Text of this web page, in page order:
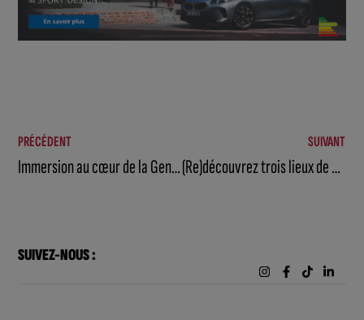
PRÉCÉDENT
Immersion au cœur de la Gendarmerie
SUIVANT
(Re)découvrez trois lieux de baignade à Beaune et ses alentours
SUIVEZ-NOUS :